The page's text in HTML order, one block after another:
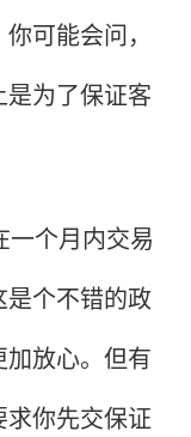
可能会问，
为了保证客
个月内交易
个不错的政
放心。但有
你先交保证